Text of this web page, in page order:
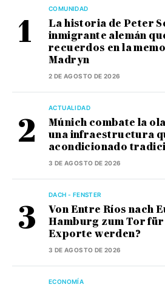
COMUNIDAD
La historia de Peter
inmigrante alemán
recuerdos en la
Madryn
2 DE AGOSTO DE 2026
ACTUALIDAD
Múnich combate la
una infraestructura
acondicionado
3 DE AGOSTO DE 2026
DACH - FENSTER
Von Entre Ríos nach
Hamburg zum Tor
Exporte werden?
3 DE AGOSTO DE 2026
ECONOMÍA